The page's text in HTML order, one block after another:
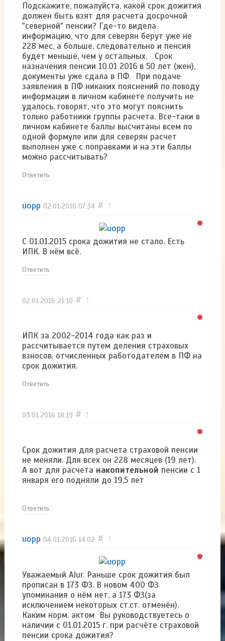
Подскажите, пожалуйста, какой срок дожития
должен быть взят для расчета досрочной
"северной" пенсии? Где-то видела
информацию, что для северян берут уже не
228 мес, а больше, следовательно и пенсия
будет меньше, чем у остальных. Срок
назначения пенсии 10.01 2016 в 50 лет (жен),
документы уже сдала в ПФ. При подаче
заявления в ПФ никаких пояснений по поводу
информации в личном кабинете получить не
удалось, говорят, что это могут пояснить
только работники группы расчета. Все-таки в
личном кабинете баллы высчитаны всем по
одной формуле или для северян расчет
выполнен уже с поправками и на эти баллы
можно рассчитывать?
Ответить
uopp 02.01.2016 07:34 # ↑
С 01.01.2015 срока дожития не стало. Есть
ИПК. В нём всё.
Ответить
02.01.2016 21:10 # ↑
ИПК за 2002-2014 года как раз и
рассчитывается путем деления страховых
взносов, отчисленных работодателем в ПФ на
срок дожития.
Ответить
03.01.2016 18:19 # ↑
Срок дожития для расчета страховой пенсии
не меняли. Для всех он 228 месяцев (19 лет).
А вот для расчета накопительной пенсии с 1
января его подняли до 19,5 лет
Ответить
uopp 04.01.2016 14:02 # ↑
Уважаемый Alur. Раньше срок дожития был
прописан в 173 ФЗ. В новом 400 ФЗ
упоминания о нём нет, а 173 ФЗ(за
исключением некоторых ст.ст. отменён).
Каким норм. актом Вы руководствуетесь о
наличии с 01.01.2015 г. при расчёте страховой
пенсии срока дожития?